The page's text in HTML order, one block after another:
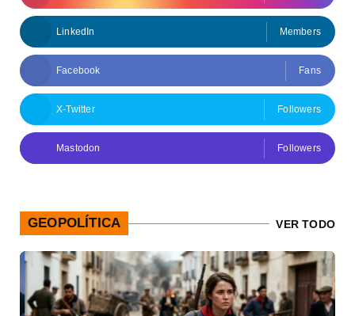
LinkedIn Members
Facebook Fans
X-Twitter Followers
Mastodon Followers
GEOPOLÍTICA VER TODO